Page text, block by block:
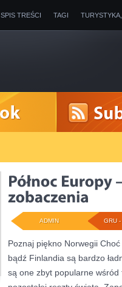
SPIS TREŚCI TAGI
GRU
ADMIN
Poznaj piękno Norwegii
bądź Finlandia są bardzo
są one zbyt popularne wśród